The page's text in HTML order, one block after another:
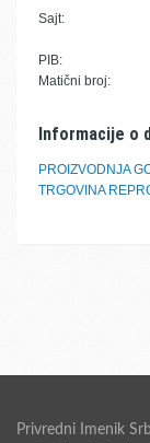
Sajt:
PIB:
Matični broj:
Informacije o
PROIZVODNJA
TRGOVINA
Privredni Imenik